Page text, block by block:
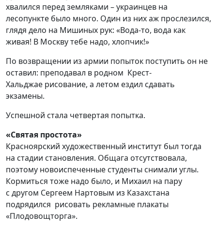
хвалился перед земляками – украинцев на
лесопункте было много. Один из нихаж прослезился,
глядя дело на Мишиных рук: «Вода-то, вода как
живая! В Москву тебе надо, хлопчик!»
По возвращении из армии попыток поступить он не
оставил: преподавал в родном Крест-
Хальджае рисование, а летом ездил сдавать
экзамены.
Успешной стала четвертая попытка.
«Святая простота»
Красноярский художественный институт был тогда
на стадии становления. Общага отсутствовала,
поэтому новоиспеченные студенты снимали углы.
Кормиться тоже надо было, и Михаил на пару
с другом Сергеем Нартовым из Казахстана
подрядился рисовать рекламные плакаты
«Плодовощторга».